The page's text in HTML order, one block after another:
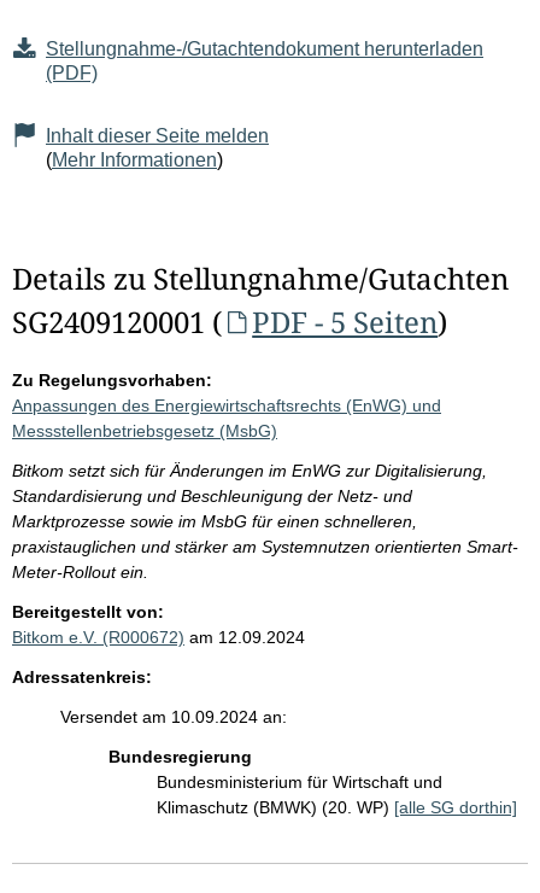
Stellungnahme-/Gutachtendokument herunterladen
(PDF)
Inhalt dieser Seite melden
(Mehr Informationen)
Details zu Stellungnahme/Gutachten
SG2409120001 (
PDF - 5 Seiten)
Zu Regelungsvorhaben:
Anpassungen des Energiewirtschaftsrechts (EnWG) und
Messstellenbetriebsgesetz (MsbG)
Bitkom setzt sich für Änderungen im EnWG zur Digitalisierung,
Standardisierung und Beschleunigung der Netz- und
Marktprozesse sowie im MsbG für einen schnelleren,
praxistauglichen und stärker am Systemnutzen orientierten Smart-
Meter-Rollout ein.
Bereitgestellt von:
Bitkom e.V. (R000672) am 12.09.2024
Adressatenkreis:
Versendet am 10.09.2024 an:
Bundesregierung
Bundesministerium für Wirtschaft und
Klimaschutz (BMWK) (20. WP) [alle SG dorthin]